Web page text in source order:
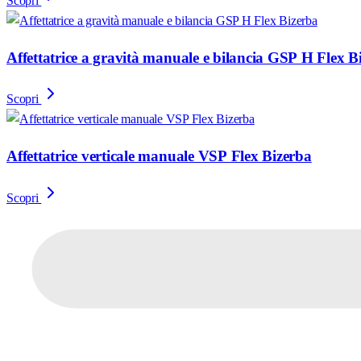
Affettatrice a gravità manuale e bilancia GSP H Flex
Scopri
Affettatrice verticale manuale VSP Flex Bizerba
Scopri